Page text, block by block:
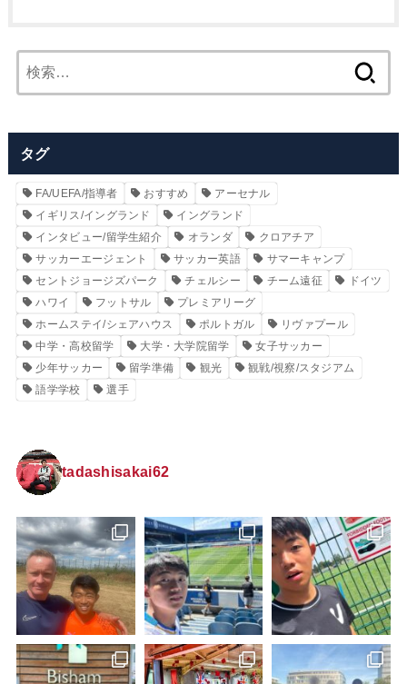
索:
タグ
FA/UEFA/指導者 おすすめ
アーセナル
イギリス/イングランド
イングランド
インタビュー/留学生紹介
オランダ
クロアチア
サッカーエージェント
サッカー英語
サマーキャンプ
セントジョージズパーク
チェルシー チーム遠征
ドイツ
ハワイ
フットサル
プレミアリーグ
ホームステイ/シェアハウス
ポルトガル
リヴァプール
中学・高校留学
大学・大学院留学
女子サッカー
少年サッカー
留学準備 観光
観戦/視察/スタジアム
語学学校
選手
tadashisakai62